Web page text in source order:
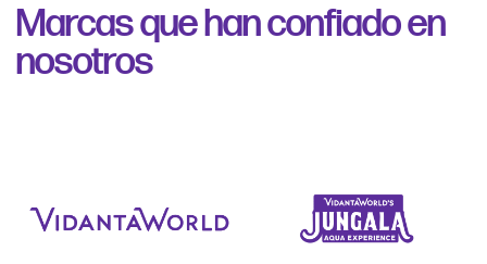
Marcas que han confiado en
nosotros